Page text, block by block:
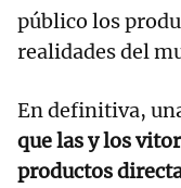
público los
realidades del
En definitiva,
que las y los
productos